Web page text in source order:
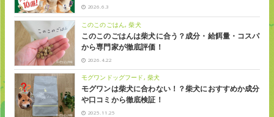
2026.6.3
このこのごはん 柴犬
このこのごはんは柴犬に合う？成分・給餌量・コスパ
から専門家が徹底評価！
2026.4.22
モグワンドッグフード 柴犬
モグワンは柴犬に合わない！？柴犬におすすめか成分
や口コミから徹底検証！
2025.11.25